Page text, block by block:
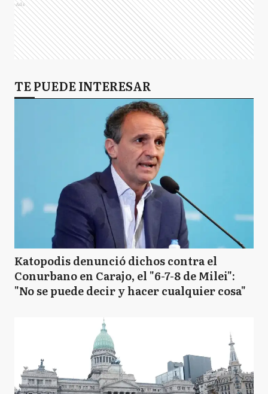
Ads
TE PUEDE INTERESAR
Katopodis denunció dichos contra el
Conurbano en Carajo, el "6-7-8 de Milei":
"No se puede decir y hacer cualquier cosa"